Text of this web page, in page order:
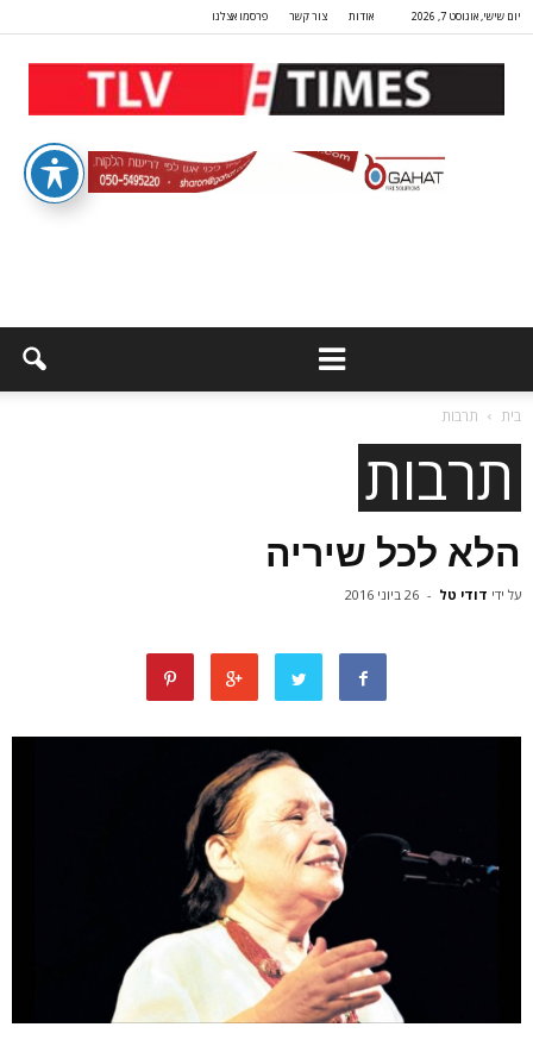
יום שישי, אוגוסט 7, 2026 אודות צור קשר פרסמו אצלנו
בית תרבות
תרבות
הלא לכל שיריה
על ידי דודי טל - 26 ביוני 2016